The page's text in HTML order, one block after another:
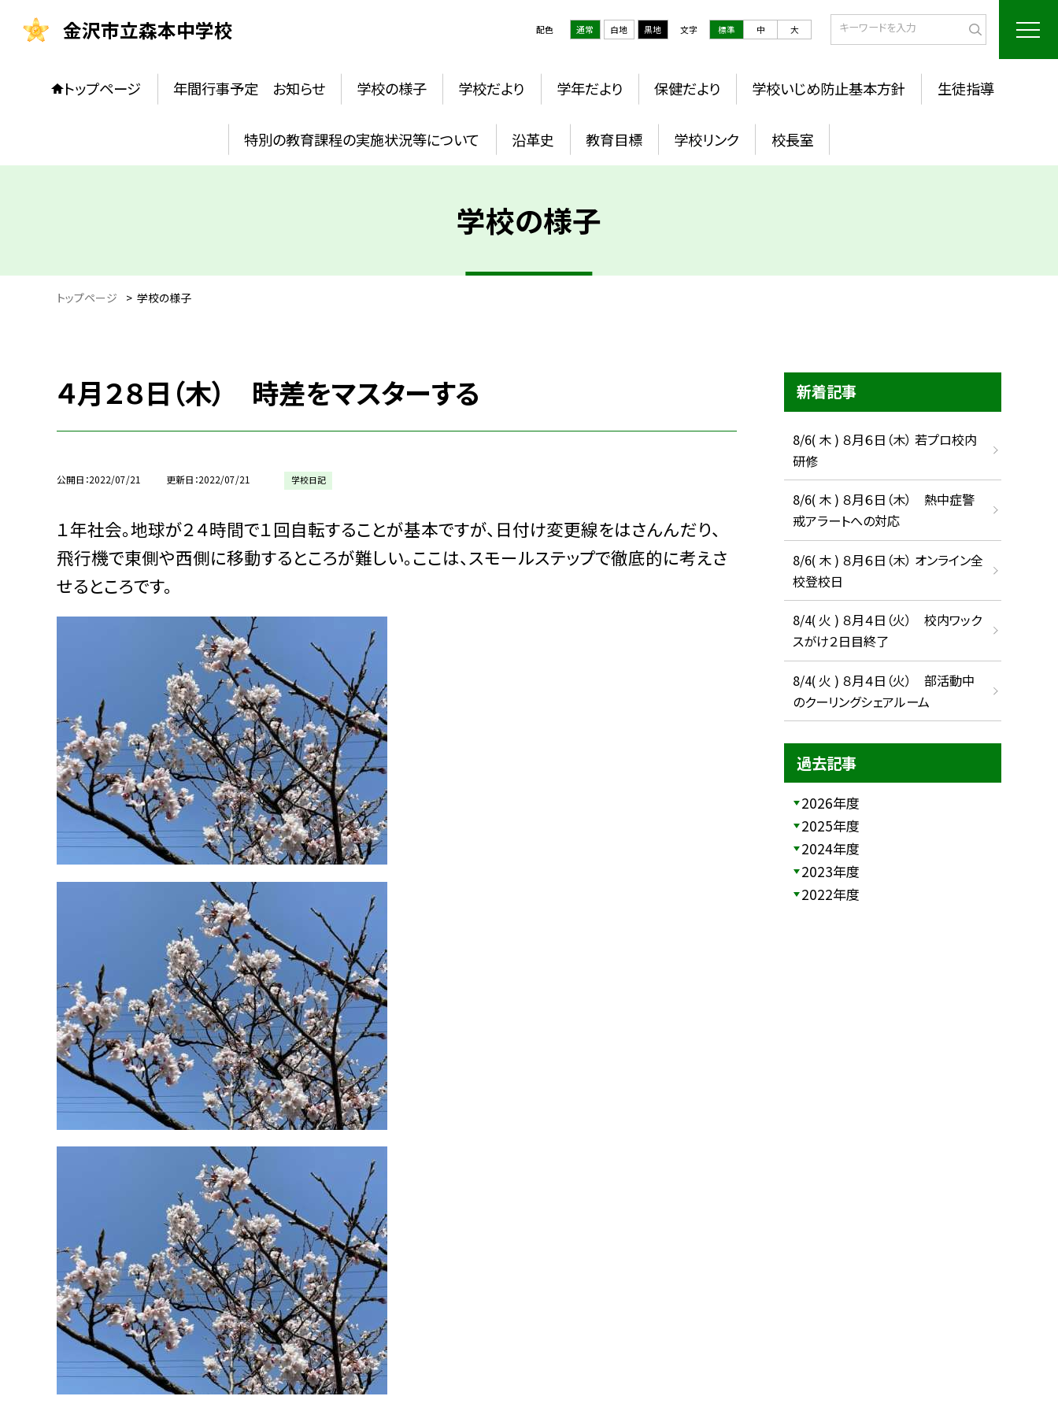
金沢市立森本中学校 配色 通常 白地 黒地 文字 標準 中 大
トップページ 年間行事予定 お知らせ 学校の様子 学校だより 学年だより 保健だより 学校いじめ防止基本方針 生徒指導
特別の教育課程の実施状況等について 沿革史 教育目標 学校リンク 校長室
学校の様子
トップページ > 学校の様子
４月２８日（木） 時差をマスターする
公開日 2022/07/21 更新日 2022/07/21 学校日記
１年社会。地球が２４時間で１回自転することが基本ですが、日付け変更線をはさんんだり、
飛行機で東側や西側に移動するところが難しい。ここは、スモールステップで徹底的に考えさ
せるところです。
新着記事
8/6( 木 ) ８月６日（木） 若プロ校内
研修
8/6( 木 ) ８月６日（木） 熱中症警
戒アラートへの対応
8/6( 木 ) ８月６日（木） オンライン全
校登校日
8/4( 火 ) ８月４日（火） 校内ワック
スがけ２日目終了
8/4( 火 ) ８月４日（火） 部活動中
のクーリングシェアルーム
過去記事
2026年度
2025年度
2024年度
2023年度
2022年度